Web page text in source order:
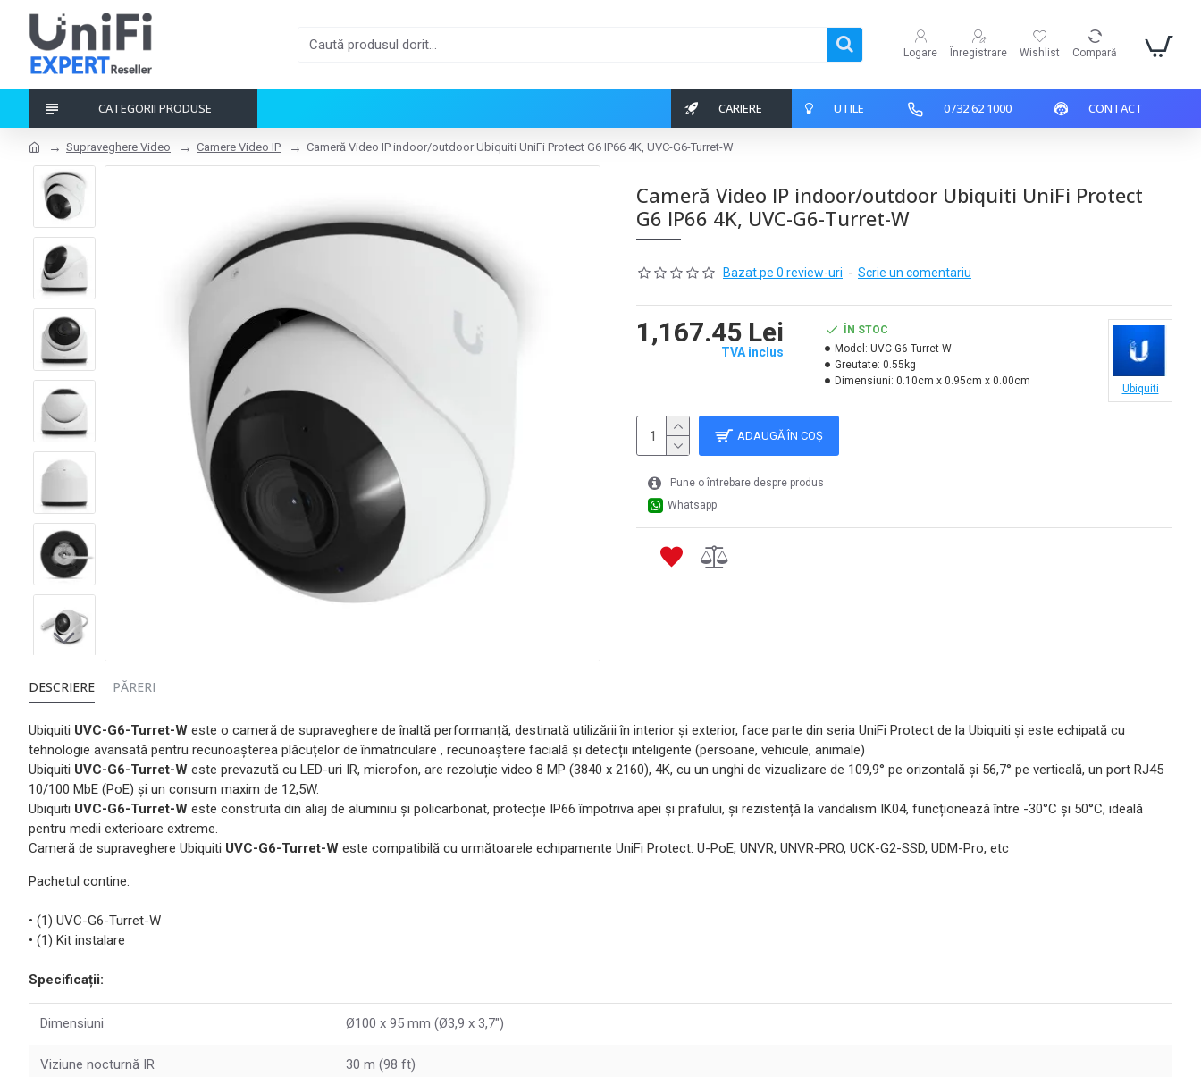
Logare Înregistrare Wishlist Compară
CATEGORII PRODUSE CARIERE UTILE 0732 62 1000 CONTACT
Supraveghere Video Camere Video IP Cameră Video IP indoor/outdoor Ubiquiti UniFi Protect G6 IP66 4K, UVC-G6-Turret-W
Cameră Video IP indoor/outdoor Ubiquiti UniFi Protect
G6 IP66 4K, UVC-G6-Turret-W
Bazat pe 0 review-uri - Scrie un comentariu
1,167.45 Lei
TVA inclus
ÎN STOC
Model: UVC-G6-Turret-W
Greutate: 0.55kg
Dimensiuni: 0.10cm x 0.95cm x 0.00cm
Ubiquiti
ADAUGĂ ÎN COȘ
Pune o întrebare despre produs
Whatsapp
DESCRIERE PĂRERI
Ubiquiti UVC-G6-Turret-W este o cameră de supraveghere de înaltă performanță, destinată utilizării în interior și exterior, face parte din seria UniFi Protect de la Ubiquiti și este echipată cu
tehnologie avansată pentru recunoașterea plăcuțelor de înmatriculare , recunoaștere facială și detecții inteligente (persoane, vehicule, animale)
Ubiquiti UVC-G6-Turret-W este prevazută cu LED-uri IR, microfon, are rezoluție video 8 MP (3840 x 2160), 4K, cu un unghi de vizualizare de 109,9° pe orizontală și 56,7° pe verticală, un port RJ45
10/100 MbE (PoE) și un consum maxim de 12,5W.
Ubiquiti UVC-G6-Turret-W este construita din aliaj de aluminiu și policarbonat, protecție IP66 împotriva apei și prafului, și rezistență la vandalism IK04, funcționează între -30°C și 50°C, ideală
pentru medii exterioare extreme.
Cameră de supraveghere Ubiquiti UVC-G6-Turret-W este compatibilă cu următoarele echipamente UniFi Protect: U-PoE, UNVR, UNVR-PRO, UCK-G2-SSD, UDM-Pro, etc
Pachetul contine:
• (1) UVC-G6-Turret-W
• (1) Kit instalare
Specificații:
Dimensiuni Ø100 x 95 mm (Ø3,9 x 3,7")
Viziune nocturnă IR 30 m (98 ft)